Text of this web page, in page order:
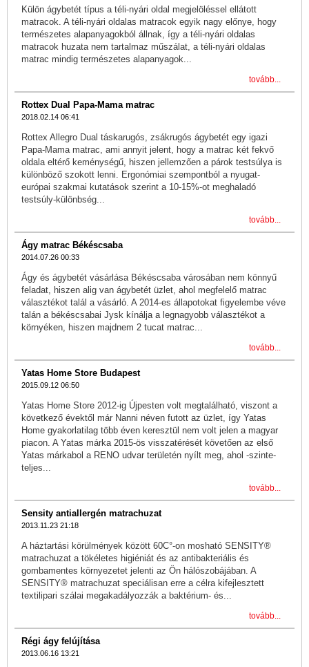
Külön ágybetét típus a téli-nyári oldal megjelöléssel ellátott
matracok. A téli-nyári oldalas matracok egyik nagy előnye, hogy
természetes alapanyagokból állnak, így a téli-nyári oldalas
matracok huzata nem tartalmaz műszálat, a téli-nyári oldalas
matrac mindig természetes alapanyagok...
tovább...
Rottex Dual Papa-Mama matrac
2018.02.14 06:41
Rottex Allegro Dual táskarugós, zsákrugós ágybetét egy igazi
Papa-Mama matrac, ami annyit jelent, hogy a matrac két fekvő
oldala eltérő keménységű, hiszen jellemzően a párok testsúlya is
különböző szokott lenni. Ergonómiai szempontból a nyugat-
európai szakmai kutatások szerint a 10-15%-ot meghaladó
testsúly-különbség...
tovább...
Ágy matrac Békéscsaba
2014.07.26 00:33
Ágy és ágybetét vásárlása Békéscsaba városában nem könnyű
feladat, hiszen alig van ágybetét üzlet, ahol megfelelő matrac
választékot talál a vásárló. A 2014-es állapotokat figyelembe véve
talán a békéscsabai Jysk kínálja a legnagyobb választékot a
környéken, hiszen majdnem 2 tucat matrac...
tovább...
Yatas Home Store Budapest
2015.09.12 06:50
Yatas Home Store 2012-ig Újpesten volt megtalálható, viszont a
következő évektől már Nanni néven futott az üzlet, így Yatas
Home gyakorlatilag több éven keresztül nem volt jelen a magyar
piacon. A Yatas márka 2015-ös visszatérését követően az első
Yatas márkabol a RENO udvar területén nyílt meg, ahol -szinte-
teljes...
tovább...
Sensity antiallergén matrachuzat
2013.11.23 21:18
A háztartási körülmények között 60C°-on mosható SENSITY®
matrachuzat a tökéletes higiéniát és az antibakteriális és
gombamentes környezetet jelenti az Ön hálószobájában. A
SENSITY® matrachuzat speciálisan erre a célra kifejlesztett
textilipari szálai megakadályozzák a baktérium- és...
tovább...
Régi ágy felújítása
2013.06.16 13:21